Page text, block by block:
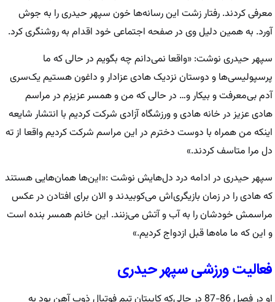
معرفی کردند. رفتار زشت این رسانه‌ها خون سپهر حیدری را به جوش
آورد. به همین دلیل وی در صفحه اجتماعی خود اقدام به روشنگری کرد.
سپهر حیدری نوشت: «واقعا نمی‌دانم چه بگویم در حالی که ما
پرسپولیسی‌ها و دوستان نزدیک هادی عزادار و داغون هستیم یک‌سری
آدم بی‌معرفت و بیکار و… در حالی که من و همسر عزیزم در مراسم
هادی عزیز در خانه هادی و ورزشگاه آزادی شرکت کردیم با انتشار شایعه
اینکه من همراه با دوست دخترم در این مراسم شرکت کردیم واقعا از ته
دل مرا متاسف کردند.»
سپهر حیدری در ادامه درد دل‌هایش نوشت :«این‌ها همان‌هایی هستند
که هادی را در زمان بازیگری‌اش می‌کوبیدند و الان برای افتادن در عکس
مراسمش خودشان را به آب و آتش می‌زنند. این خانم همسر بنده است
و این که ما ماه‌ها قبل ازدواج کردیم.»
فعالیت ورزشی سپهر حیدری